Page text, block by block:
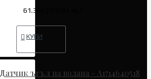
61.36€ (120.01 лв.)
КУПИ
Датчик ъгъл на волана - A1714640518